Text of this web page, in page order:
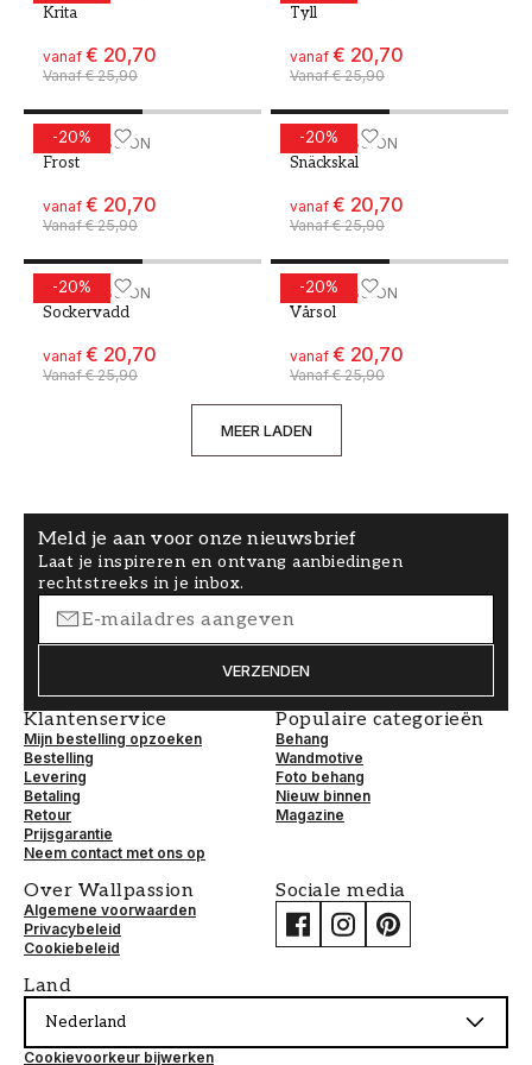
Krita
vanaf € 20,70
Vanaf € 25,90
Tyll
vanaf € 20,70
Vanaf € 25,90
-20%
WALLPASSION
Frost
vanaf € 20,70
Vanaf € 25,90
Verf - Kleur W9 Frost -20%
WALLPASSION
Snäckskal
vanaf € 20,70
Vanaf € 25,90
Verf - Kleur W11
-20%
WALLPASSION
Sockervadd
vanaf € 20,70
Vanaf € 25,90
Verf - Kleur W18 Sockervadd-20%
WALLPASSION
Vårsol
vanaf € 20,70
Vanaf € 25,90
Verf - Kleur W19 Vårsol
MEER LADEN
Meld je aan voor onze nieuwsbrief
Laat je inspireren en ontvang aanbiedingen
rechtstreeks in je inbox.
VERZENDEN
Klantenservice
Mijn bestelling opzoeken
Bestelling
Levering
Betaling
Retour
Prijsgarantie
Neem contact met ons op
Populaire categorieën
Behang
Wandmotive
Foto behang
Nieuw binnen
Magazine
Over Wallpassion
Algemene voorwaarden
Privacybeleid
Cookiebeleid
Sociale media
Land
Nederland
Cookievoorkeur bijwerken